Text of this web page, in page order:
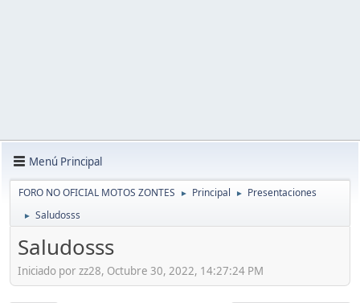
Menú Principal
FORO NO OFICIAL MOTOS ZONTES ► Principal ► Presentaciones
► Saludosss
Saludosss
Iniciado por zz28, Octubre 30, 2022, 14:27:24 PM